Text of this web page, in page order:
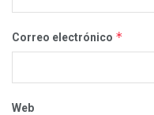
Correo electrónico *
Web